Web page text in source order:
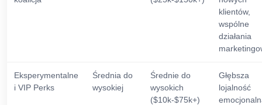
klientów,
wspólne
działania
Eksperymentalne
i VIP Perks
Średnia do
wysokiej
Średnie do
wysokich
($10k-$75k+)
Głębsza
lojalność